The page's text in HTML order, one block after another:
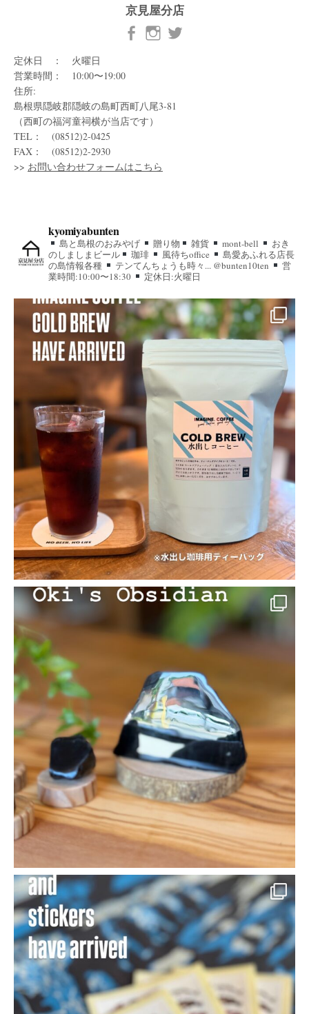
京見屋分店
定休日 ： 火曜日
営業時間： 10:00〜19:00
住所:
島根県隠岐郡隠岐の島町西町八尾3-81
（西町の福河童祠横が当店です）
TEL： (08512)2-0425
FAX： (08512)2-2930
>> お問い合わせフォームはこちら
kyomiyabunten
島と島根のおみやげ 贈り物 雑貨 mont-bell
おき
のしましまビール
珈琲 風待ちoffice
島愛あふれる店長
の島情報各種
テンてんちょうも時々... @bunten10ten
営
業時間:10:00〜18:30
定休日:火曜日